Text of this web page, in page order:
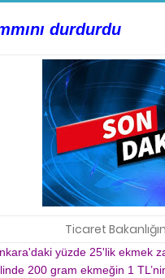
durdurdu
Ticaret
yüzde 25'lik ekmek
200 gram ekmeğin 1